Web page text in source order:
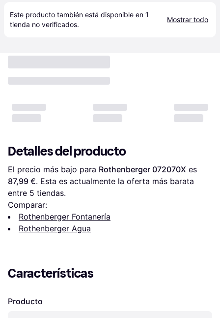
Este producto también está disponible en 1
tienda no verificados.
Mostrar todo
Detalles del producto
El precio más bajo para Rothenberger 072070X
87,99 €. Esta es actualmente la oferta más barata
entre 5 tiendas.
Comparar:
Rothenberger Fontanería
Rothenberger Agua
Características
Producto